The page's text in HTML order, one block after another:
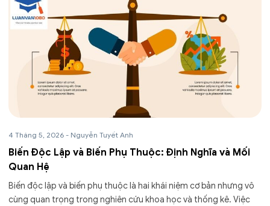
4 Tháng 5, 2026 - Nguyễn Tuyết Anh
Biến Độc Lập và Biến Phụ Thuộc: Định Nghĩa và Mối
Quan Hệ
Biến độc lập và biến phụ thuộc là hai khái niệm cơ bản nhưng vô
cùng quan trọng trong nghiên cứu khoa học và thống kê. Việc